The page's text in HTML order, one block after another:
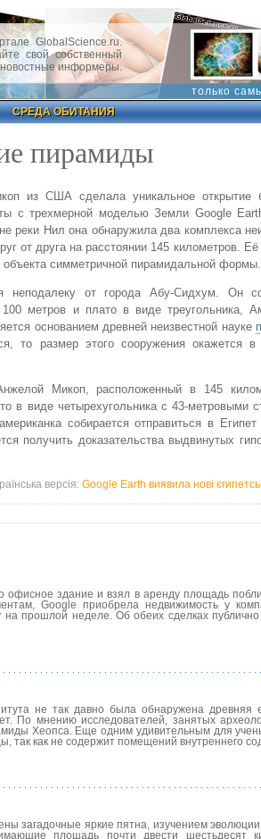
GlobalScience.ru.
свой собственный
новостные информеры.
только
СРЕДА ОБИТАНИЯ
пирамиды
из США сделала уникальное открытие
с трехмерной моделью Земли Google
реки Нил она обнаружила два комплекса
от друга на расстоянии 145 километров.
симметричной пирамидальной формы.
неподалеку от города Абу-Сидхум. Он
100 метров и плато в виде треугольника,
основанием древней неизвестной науке
то размер этого сооружения окажется
Микоп, расположенный в 145
в виде четырехугольника с 43-метровыми
собирается отправиться в
получить доказательства выдвинутых
версія: Google Earth виявила нові
здание и взял в аренду площадь
Google приобрела недвижимость у
прошлой неделе. Об обеих сделках публично
не так давно была обнаружена древняя
По мнению исследователей, занятых
Хеопса. Еще одним удивительным для
так как не содержит помещений внутреннего
загадочные яркие пятна, изучением
площадь почти двести шестьдесят